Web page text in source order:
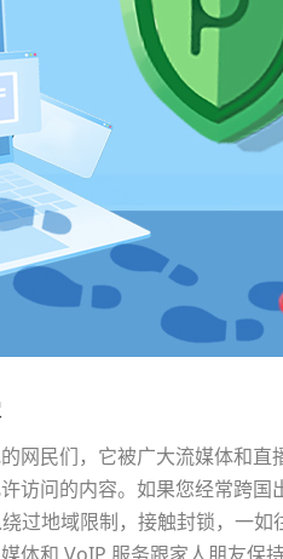
网民们，它被广大流媒体和
访问的内容。如果您经常跨
过地域限制，接触封锁，一